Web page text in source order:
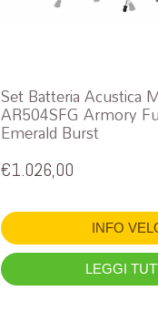
Set Batteria Acustica
AR504SFG Armory
Emerald Burst
€1.026,00
INFO
LEGGI